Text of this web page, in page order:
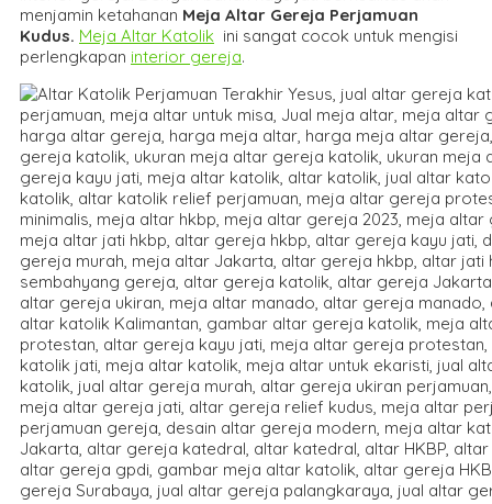
menjamin ketahanan Meja Altar Gereja Perjamuan
Kudus. Meja Altar Katolik ini sangat cocok untuk mengisi
perlengkapan interior gereja.